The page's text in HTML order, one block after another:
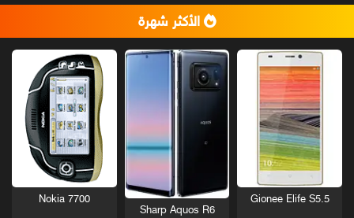
الأكثر شهرة
Gionee Elife S5.5
Sharp Aquos R6
Nokia 7700